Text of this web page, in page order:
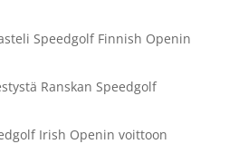
Speedgolf Finnish Openin
Ranskan Speedgolf
Irish Openin voittoon